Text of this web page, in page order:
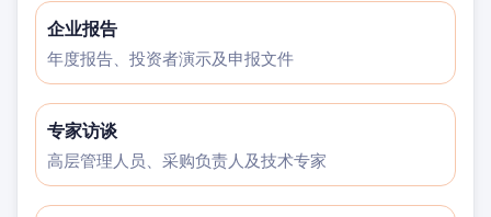
企业报告
年度报告、投资者演示及申报文件
专家访谈
高层管理人员、采购负责人及技术专家